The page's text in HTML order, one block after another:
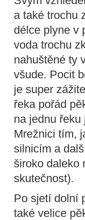
a také trochu
délce plyne v
voda trochu
nahuštěné ty
všude. Pocit
je super
řeka pořád
na jednu
Mrežnici tím,
silnicím a
široko daleko
skutečnost).
Po sjetí dolní
také velice